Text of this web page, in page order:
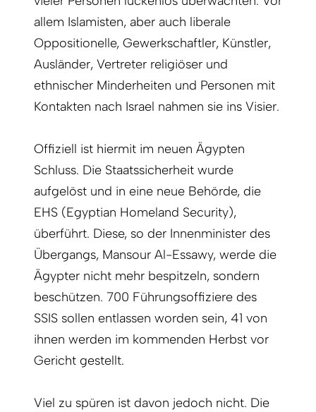
allem Islamisten, aber auch liberale
Oppositionelle, Gewerkschaftler, Künstler,
Ausländer, Vertreter religiöser und
ethnischer Minderheiten und Personen mit
Kontakten nach Israel nahmen sie ins Visier.
Offiziell ist hiermit im neuen Ägypten
Schluss. Die Staatssicherheit wurde
aufgelöst und in eine neue Behörde, die
EHS (Egyp­tian Homeland Security),
überführt. Diese, so der Innenminister des
Übergangs, Mansour Al-Essawy, werde die
Ägypter nicht mehr bespitzeln, sondern
beschützen. 700 Führungsoffiziere des
SSIS sollen entlassen worden sein, 41 von
ihnen werden im kommenden Herbst vor
Gericht gestellt.
Viel zu spüren ist davon jedoch nicht. Die